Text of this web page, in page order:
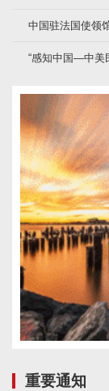
中国驻法国使领
“感知中国—中美
重要通知